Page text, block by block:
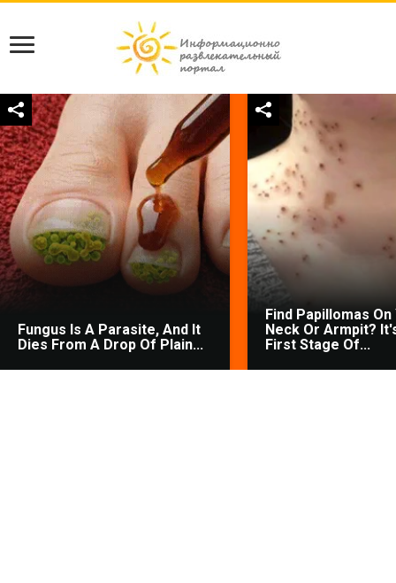
Fungus Is A Parasite, And It
Dies From A Drop Of Plain...
Find Papillomas On
Neck Or Armpit?
First Stage Of...